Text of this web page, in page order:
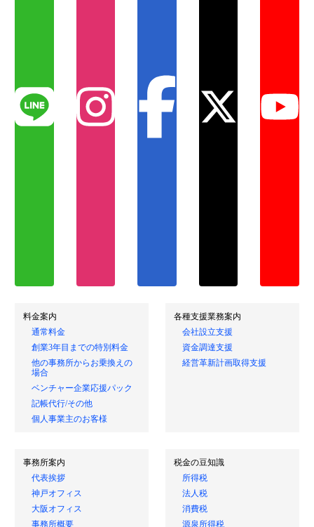
料金案内
通常料金
創業3年目までの特別料金
他の事務所からお乗換えの
場合
ベンチャー企業応援パック
記帳代行/その他
個人事業主のお客様
各種支援業務案内
会社設立支援
資金調達支援
経営革新計画取得支援
事務所案内
代表挨拶
神戸オフィス
大阪オフィス
事務所概要
税金の豆知識
所得税
法人税
消費税
源泉所得税